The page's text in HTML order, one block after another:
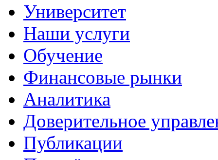
Университет
Наши услуги
Обучение
Финансовые рынки
Аналитика
Доверительное
Публикации